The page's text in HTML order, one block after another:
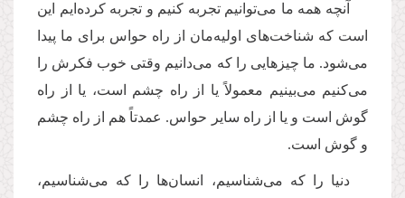
آنچه همه ما می‌توانیم تجربه کنیم و تجربه کرده‌ایم این
است که شناخت‌های اولیه‌مان از راه حواس برای ما پیدا
می‌شود. ما چیزهایی را که می‌دانیم وقتی خوب فکرش را
می‌کنیم می‌بینیم معمولاً یا از راه چشم است، یا از راه
گوش است و یا از راه سایر حواس. عمدتاً هم از راه چشم
و گوش است.
دنیا را که می‌شناسیم، انسان‌ها را که می‌شناسیم،